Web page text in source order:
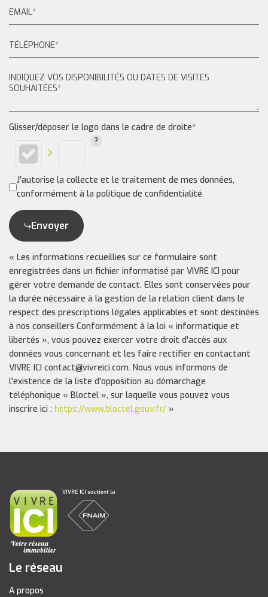
Glisser/déposer le logo dans le cadre de droite*
J'autorise la collecte et le traitement de mes données,
conformément à la politique de confidentialité
Envoyer
« Les informations recueillies sur ce formulaire sont
enregistrées dans un fichier informatisé par VIVRE ICI pour
gérer votre demande de contact. Elles sont conservées pour
la durée nécessaire à la gestion de la relation client dans le
respect des prescriptions légales applicables et sont destinées
à nos conseillers Conformément à la loi « informatique et
libertés », vous pouvez exercer votre droit d'accès aux
données vous concernant et les faire rectifier en contactant
VIVRE ICI contact@vivreici.com. Nous vous informons de
l'existence de la liste d'opposition au démarchage
téléphonique « Bloctel », sur laquelle vous pouvez vous
inscrire ici : https://www.bloctel.gouv.fr/ »
Le réseau
A propos